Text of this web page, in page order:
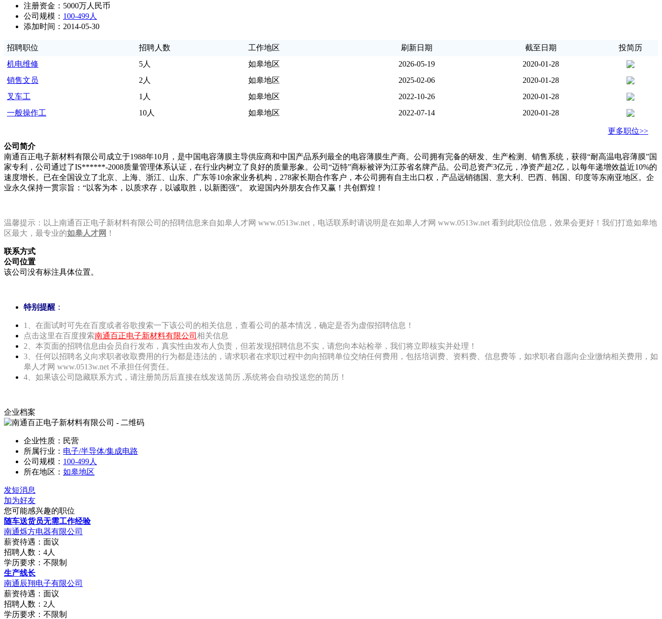
注册资金：5000万人民币
公司规模： 100-499人
添加时间：2014-05-30
招聘职位 招聘人数 工作地区 刷新日期 截至日期
投简历
机电维修
5人 如皋地区 2026-05-19
2020-01-28
销售文员
2人 如皋地区 2025-02-06
2020-01-28
叉车工
1人 如皋地区 2022-10-26
2020-01-28
一般操作工
10人 如皋地区 2022-07-14 2020-01-28
更多职位>>
公司简介
南通百正电子新材料有限公司成立于1988年10月，是中国电容薄膜主导供应商和中国产品系列最全的电容薄膜生产商。公司拥有完备的研发、生产检测、销售系统，获得“耐高温电容薄膜”国
家专利，公司通过了IS******-2008质量管理体系认证，在行业内树立了良好的质量形象。公司“迈特”商标被评为江苏省名牌产品。公司总资产3亿元，净资产超2亿，以每年递增效益近10%的
速度增长。已在全国设立了北京、上海、浙江、山东、广东等10余家业务机构，278家长期合作客户，本公司拥有自主出口权，产品远销德国、意大利、巴西、韩国、印度等东南亚地区。企
业永久保持一贯宗旨：“以客为本，以质求存，以诚取胜，以新图强”。 欢迎国内外朋友合作又赢！共创辉煌！
温馨提示：以上南通百正电子新材料有限公司的招聘信息来自如皋人才网 www.0513w.net，电话联系时请说明是在如皋人才网 www.0513w.net 看到此职位信息，效果会更好！我们打造如皋地
区最大，最专业的如皋人才网 ！
联系方式
公司位置
该公司没有标注具体位置。
特别提醒 ：
1、在面试时可先在百度或者谷歌搜索一下该公司的相关信息，查看公司的基本情况，确定是否为虚假招聘信息！
点击这里在百度搜索南通百正电子新材料有限公司 相关信息
2、本页面的招聘信息由会员自行发布，真实性由发布人负责，但若发现招聘信息不实，请您向本站检举，我们将立即核实并处理！
3、任何以招聘名义向求职者收取费用的行为都是违法的，请求职者在求职过程中勿向招聘单位交纳任何费用，包括培训费、资料费、信息费等，如求职者自愿向企业缴纳相关费用，如
皋人才网 www.0513w.net 不承担任何责任。
4、如果该公司隐藏联系方式，请注册简历后直接在线发送简历 ,系统将会自动投送您的简历！
企业档案
企业性质：民营
所属行业： 电子/半导体/集成电路
公司规模： 100-499人
所在地区： 如皋地区
发短消息
加为好友
您可能感兴趣的职位
随车送货员无需工作经验
南通烁方电器有限公司
薪资待遇：面议
招聘人数：4人
学历要求：不限制
生产线长
南通辰翔电子有限公司
薪资待遇：面议
招聘人数：2人
学历要求：不限制